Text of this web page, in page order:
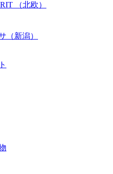
（北欧）
新潟）